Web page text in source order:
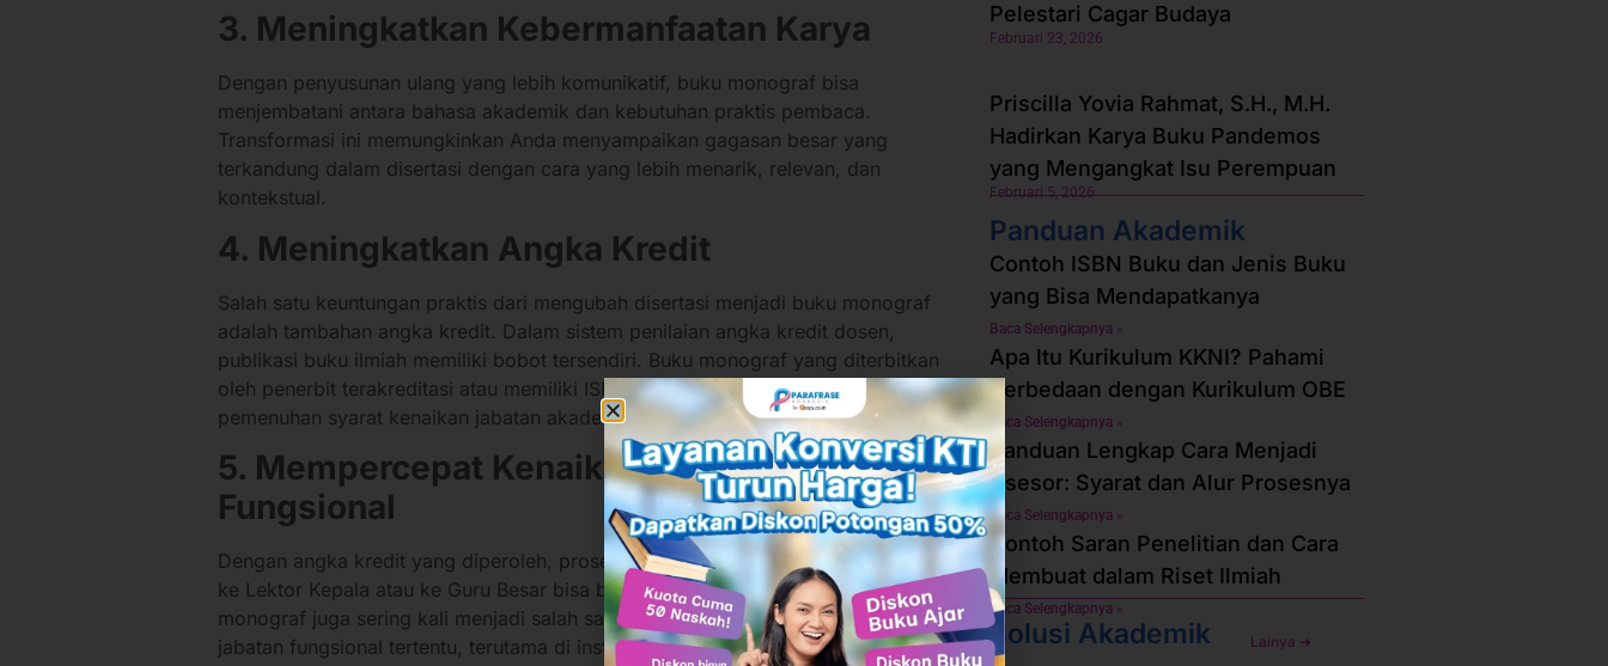
3. Meningkatkan Kebermanfaatan Karya
Dengan penyusunan ulang yang lebih komunikatif, buku monograf bisa
menjembatani antara bahasa akademik dan kebutuhan praktis pembaca.
Transformasi ini memungkinkan Anda menyampaikan gagasan besar yang
terkandung dalam disertasi dengan cara yang lebih menarik, relevan, dan
kontekstual.
4. Meningkatkan Angka Kredit
Salah satu keuntungan praktis dari mengubah disertasi menjadi buku monograf
adalah tambahan angka kredit. Dalam sistem penilaian angka kredit dosen,
publikasi buku ilmiah memiliki bobot tersendiri. Buku monograf yang diterbitkan
oleh penerbit terakreditasi atau memiliki ISBN resmi berkontribusi besar dalam
pemenuhan syarat kenaikan jabatan akademik.
5. Mempercepat Kenaikan Jabatan
Fungsional
Dengan angka kredit yang diperoleh, proses kenaikan jabatan seperti dari Lektor
ke Lektor Kepala atau ke Guru Besar bisa berjalan lebih cepat. Publikasi buku
monograf juga sering kali menjadi salah satu syarat administratif dalam pengajuan
jabatan fungsional tertentu, terutama di institusi pendidikan tinggi.
Pelestari Cagar Budaya
Februari 23, 2026
Priscilla Yovia Rahmat, S.H., M.H.
Hadirkan Karya Buku Pandemos
yang Mengangkat Isu Perempuan
Februari 5, 2026
Panduan Akademik
Contoh ISBN Buku dan Jenis Buku
yang Bisa Mendapatkanya
Baca Selengkapnya »
Apa Itu Kurikulum KKNI? Pahami
Perbedaan dengan Kurikulum OBE
Baca Selengkapnya »
Panduan Lengkap Cara Menjadi
Asesor: Syarat dan Alur Prosesnya
Baca Selengkapnya »
Contoh Saran Penelitian dan Cara
Membuat dalam Riset Ilmiah
Baca Selengkapnya »
Solusi Akademik Lainya ➜